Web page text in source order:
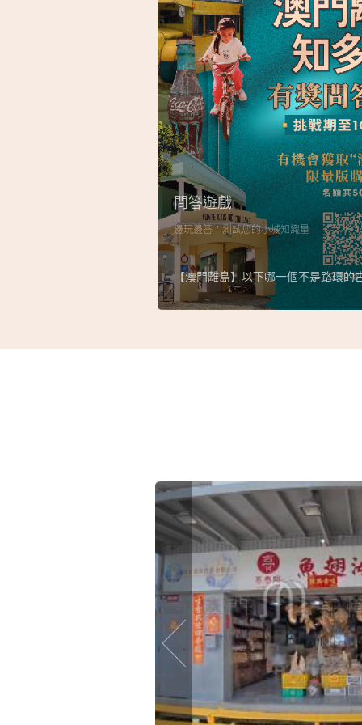
問答遊戲
邊玩邊答，測試您的小城知識量
【澳門離島】以下哪一個不是路環的